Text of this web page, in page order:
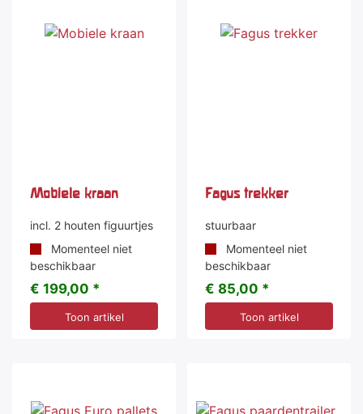
Mobiele kraan
incl. 2 houten figuurtjes
Momenteel niet
beschikbaar
€ 199,00 *
Toon artikel
Fagus trekker
stuurbaar
Momenteel niet
beschikbaar
€ 85,00 *
Toon artikel